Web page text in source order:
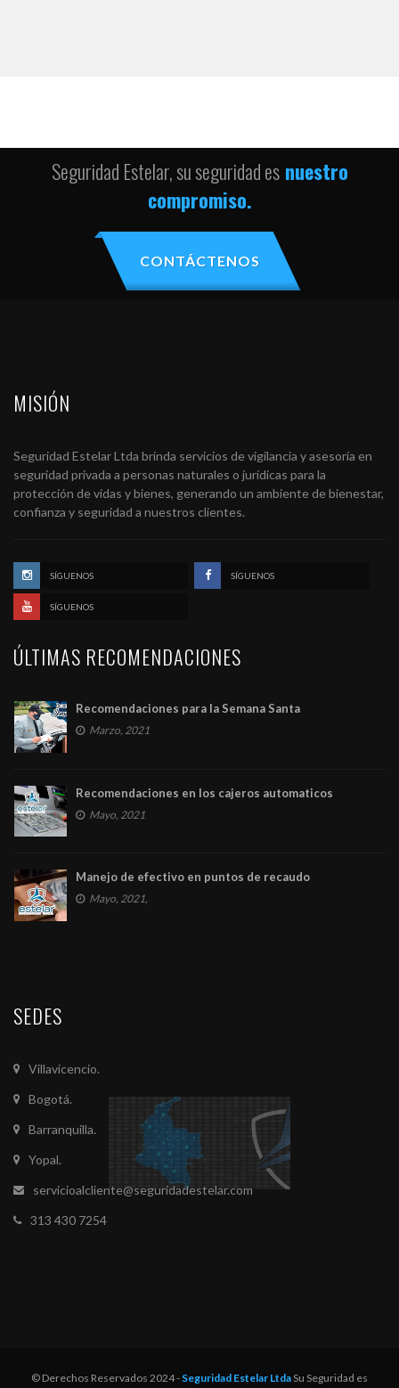
Seguridad Estelar, su seguridad esnuestro
compromiso.
CONTÁCTENOS
MISIÓN
Seguridad Estelar Ltda brinda servicios de vigilancia y asesoría en
seguridad privada a personas naturales o jurídicas para la
protección de vidas y bienes, generando un ambiente de bienestar,
confianza y seguridad a nuestros clientes.
SÍGUENOS SÍGUENOS
SÍGUENOS
ÚLTIMAS RECOMENDACIONES
Recomendaciones para la Semana Santa
Marzo, 2021
Recomendaciones en los cajeros automaticos
Mayo, 2021
Manejo de efectivo en puntos de recaudo
Mayo, 2021,
SEDES
Villavicencio.
Bogotá.
Barranquilla.
Yopal.
servicioalcliente@seguridadestelar.com
313 430 7254
© Derechos Reservados 2024 - Seguridad Estelar LtdaSu Seguridad es